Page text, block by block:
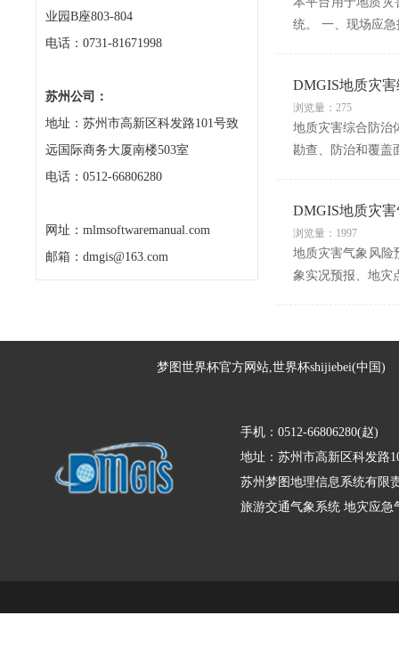
业园B座803-804
电话：0731-81671998
苏州公司：
地址：苏州市高新区科发路101号致
远国际商务大厦南楼503室
电话：0512-66806280
网址：mlmsoftwaremanual.com
邮箱：dmgis@163.com
统。 一、现场应
DMGIS地质灾
浏览量：275
地质灾害综合防治
勘查、防治和覆盖
DMGIS地质灾
浏览量：1997
地质灾害气象风险
象实况预报、地灾
梦图世界杯官方网站,世界杯shijiebei(中国)
手机：0512-66806280(赵)
地址：苏州市高新区科发路
苏州梦图地理信息系统有限
旅游交通气象系统 地灾应急